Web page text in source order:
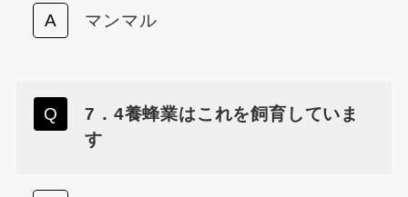
マンマル
7．4養蜂業はこれを飼育していま
す